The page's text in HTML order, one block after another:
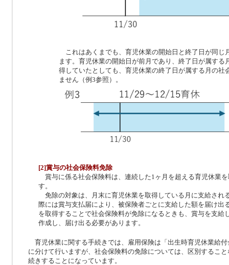
これはあくまでも、育児休業の開始日と終了日が同じ
ます。育児休業の開始日が前月であり、終了日が属する
得していたとしても、育児休業の終了日が属する月の社
ません（例3参照）。
[2]賞与の社会保険料免除
賞与に係る社会保険料は、連続した1ヶ月を超える育児休業
す。
免除の対象は、月末に育児休業を取得している月に支給され
際には賞与支払届により、被保険者ごとに支給した額を届け出
を取得することで社会保険料が免除になるときも、賞与を支給
作成し、届け出る必要があります。
育児休業に関する手続きでは、雇用保険は「出生時育児休業給
に分けて行いますが、社会保険料の免除については、区別するこ
続きすることになっています。